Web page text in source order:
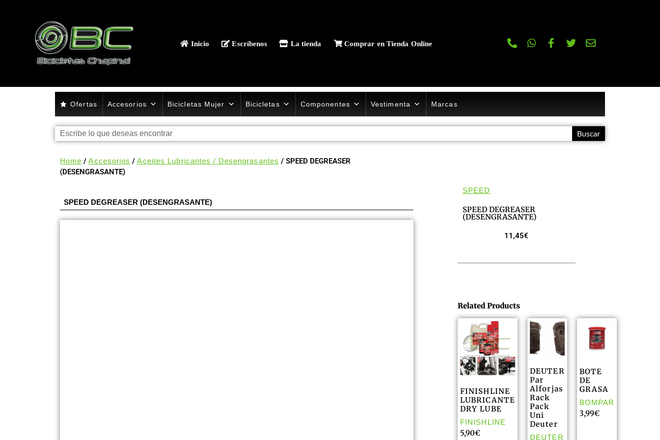
Inicio Escríbenos La tienda Comprar en Tienda Online
Ofertas Accesorios Bicicletas Mujer Bicicletas Componentes Vestimenta Marcas
Buscar
Home /Accesorios /Aceites Lubricantes / Desengrasantes / SPEED DEGREASER
(DESENGRASANTE)
SPEED DEGREASER (DESENGRASANTE)
SPEED
SPEED DEGREASER
(DESENGRASANTE)
11,45€
Related Products
FINISHLINE
LUBRICANTE
DRY LUBE
FINISHLINE
5,90€
DEUTER
Par
Alforjas
Rack
Pack
Uni
Deuter
DEUTER
BOTE
DE
GRASA
BOMPAR
3,99€